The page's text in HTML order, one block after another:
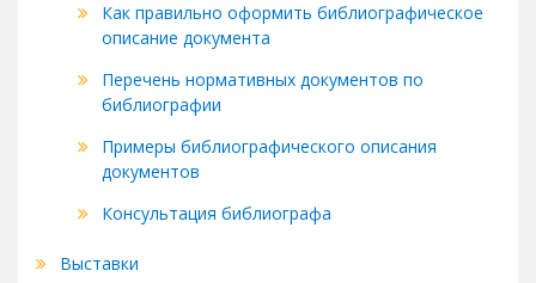
Как правильно оформить библиографическое
описание документа
Перечень нормативных документов по
библиографии
Примеры библиографического описания
документов
Консультация библиографа
Выставки